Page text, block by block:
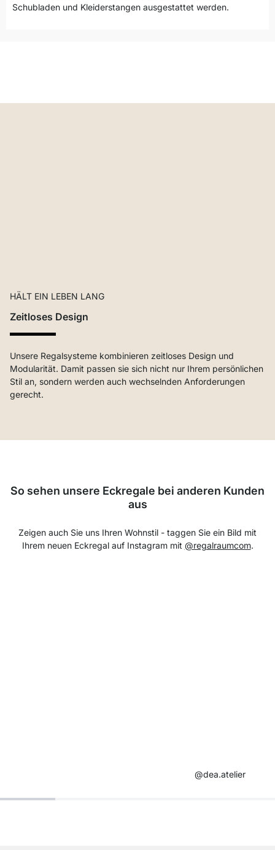
Schubladen und Kleiderstangen ausgestattet werden.
HÄLT EIN LEBEN LANG
Zeitloses Design
Unsere Regalsysteme kombinieren zeitloses Design und
Modularität. Damit passen sie sich nicht nur Ihrem persönlichen
Stil an, sondern werden auch wechselnden Anforderungen
gerecht.
So sehen unsere Eckregale bei anderen Kunden
aus
Zeigen auch Sie uns Ihren Wohnstil - taggen Sie ein Bild mit
Ihrem neuen Eckregal auf Instagram mit @regalraumcom.
@dea.atelier​